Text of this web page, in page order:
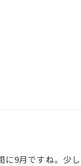
9月ですね。少